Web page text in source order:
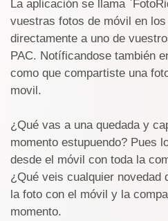
La aplicación se llama
vuestras fotos de móvil en
directamente a uno de
PAC. Notíficandose también
como que compartiste una
movil.
¿Qué vas a una quedada y
momento estupuendo? Pues
desde el móvil con toda la
¿Qué veis cualquier novedad
la foto con el móvil y la
momento.